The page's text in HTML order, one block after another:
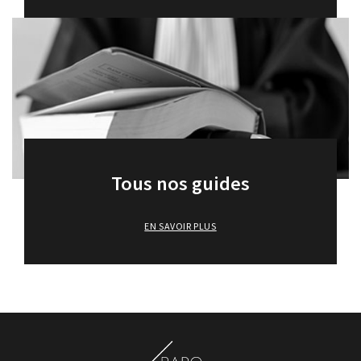
Tous nos guides
EN SAVOIR PLUS